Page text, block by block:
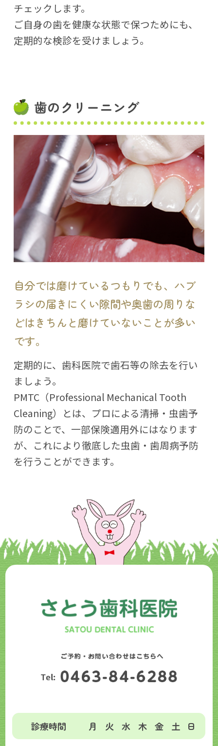
チェックします。
ご自身の歯を健康な状態で保つためにも、
定期的な検診を受けましょう。
歯のクリーニング
自分では磨けているつもりでも、ハブ
ラシの届きにくい隙間や奥歯の周りな
どはきちんと磨けていないことが多い
です。
定期的に、歯科医院で歯石等の除去を行い
ましょう。
PMTC（Professional Mechanical Tooth
Cleaning）とは、プロによる清掃・虫歯予
防のことで、一部保険適用外にはなります
が、これにより徹底した虫歯・歯周病予防
を行うことができます。
診療時間 月 火 水 木 金 土 日